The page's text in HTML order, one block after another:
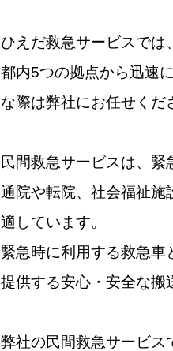
ひえだ救急サービスでは
都内5つの拠点から迅速
な際は弊社にお任せくだ
民間救急サービスは、緊
通院や転院、社会福祉施
適しています。
緊急時に利用する救急
提供する安心・安全な搬
弊社の民間救急サービス